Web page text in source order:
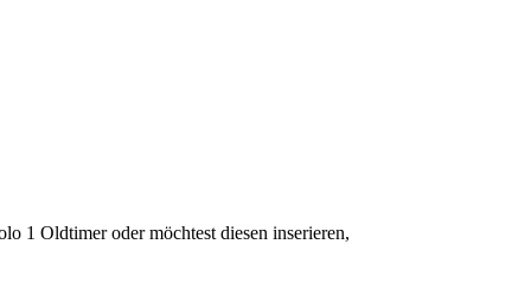
1 Oldtimer oder möchtest diesen inserieren,